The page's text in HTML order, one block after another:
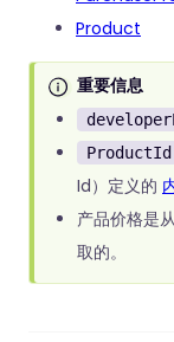
Product
重要信息
ProductId
Id）定义的
产品价格是
取的。